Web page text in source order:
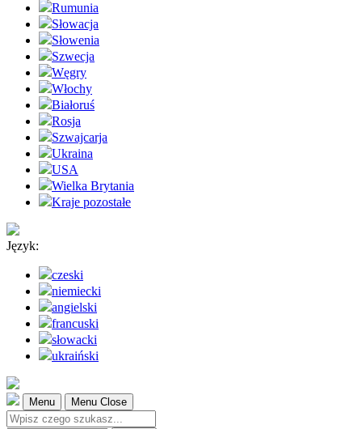
Rumunia
Słowacja
Słowenia
Szwecja
Węgry
Włochy
Białoruś
Rosja
Szwajcarja
Ukraina
USA
Wielka Brytania
Kraje pozostałe
Język:
czeski
niemiecki
angielski
francuski
słowacki
ukraiński
Menu Menu Close